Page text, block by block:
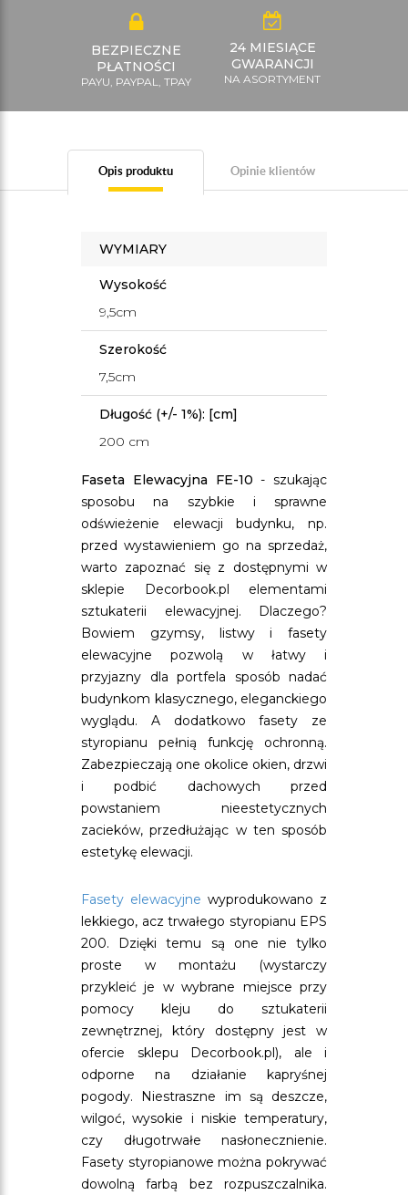
BEZPIECZNE
PŁATNOŚCI
PAYU, PAYPAL, TPAY
24 MIESIĄCE
GWARANCJI
NA ASORTYMENT
Opis produktu Opinie klientów
WYMIARY
Wysokość
9,5cm
Szerokość
7,5cm
Długość (+/- 1%): [cm]
200 cm
Faseta Elewacyjna FE-10 - szukając
sposobu na szybkie i sprawne
odświeżenie elewacji budynku, np.
przed wystawieniem go na sprzedaż,
warto zapoznać się z dostępnymi w
sklepie Decorbook.pl elementami
sztukaterii elewacyjnej. Dlaczego?
Bowiem gzymsy, listwy i fasety
elewacyjne pozwolą w łatwy i
przyjazny dla portfela sposób nadać
budynkom klasycznego, eleganckiego
wyglądu. A dodatkowo fasety ze
styropianu pełnią funkcję ochronną.
Zabezpieczają one okolice okien, drzwi
i podbić dachowych przed
powstaniem nieestetycznych
zacieków, przedłużając w ten sposób
estetykę elewacji.
Fasety elewacyjne wyprodukowano z
lekkiego, acz trwałego styropianu EPS
200. Dzięki temu są one nie tylko
proste w montażu (wystarczy
przykleić je w wybrane miejsce przy
pomocy kleju do sztukaterii
zewnętrznej, który dostępny jest w
ofercie sklepu Decorbook.pl), ale i
odporne na działanie kapryśnej
pogody. Niestraszne im są deszcze,
wilgoć, wysokie i niskie temperatury,
czy długotrwałe nasłonecznienie.
Fasety styropianowe można pokrywać
dowolną farbą bez rozpuszczalnika.